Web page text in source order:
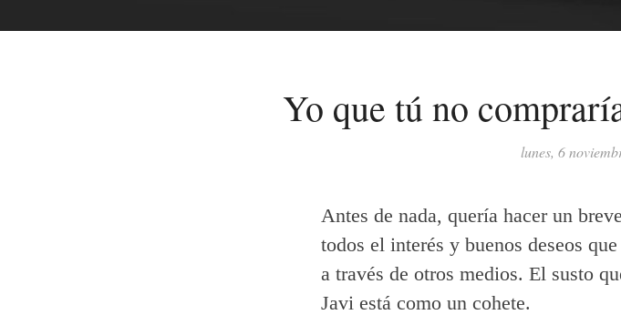
Yo que tú no
lunes, 6
Antes de nada, quería hacer un
todos el interés y buenos deseos
a través de otros medios. El susto
Javi está como un cohete.